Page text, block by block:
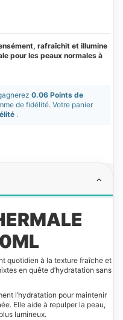
rafraîchit et illumine
pour les peaux normales à
0.06 Points de
de fidélité. Votre panier
.
quotidien à la texture fraîche et
en quête d’hydratation sans
l’hydratation pour maintenir
Elle aide à repulper la peau,
lumineux.